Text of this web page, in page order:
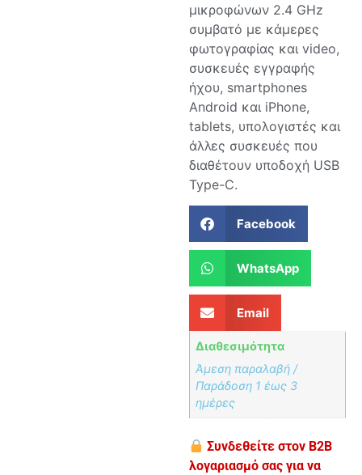
μικροφώνων 2.4 GHz
συμβατό με κάμερες
φωτογραφίας και video,
συσκευές εγγραφής
ήχου, smartphones
Android και iPhone,
tablets, υπολογιστές και
άλλες συσκευές που
διαθέτουν υποδοχή USB
Type-C.
Facebook
WhatsApp
Email
Διαθεσιμότητα
Άμεση παραλαβή /
Παράδoση 1 έως 3
ημέρες
Συνδεθείτε στον B2B
λογαριασμό σας για να